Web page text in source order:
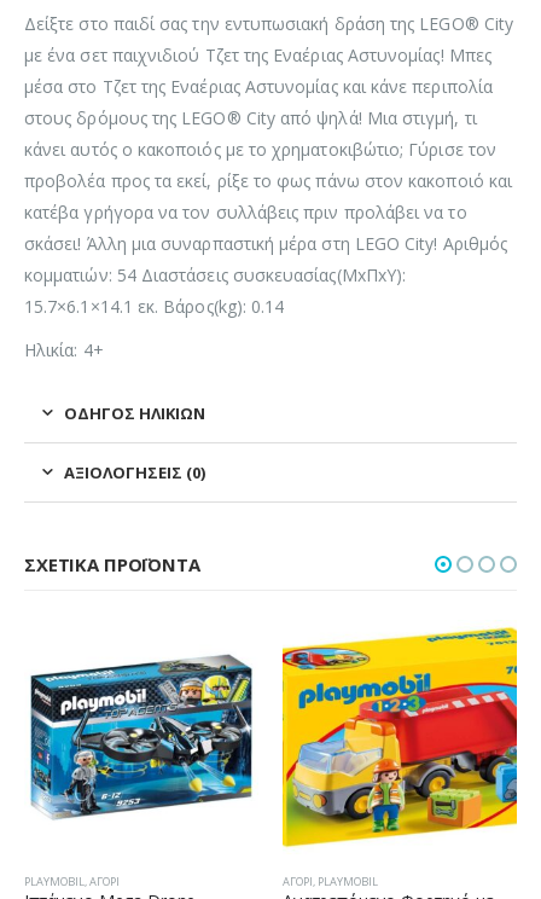
Δείξτε στο παιδί σας την εντυπωσιακή δράση της LEGO® City
με ένα σετ παιχνιδιού Τζετ της Εναέριας Αστυνομίας! Μπες
μέσα στο Τζετ της Εναέριας Αστυνομίας και κάνε περιπολία
στους δρόμους της LEGO® City από ψηλά! Μια στιγμή, τι
κάνει αυτός ο κακοποιός με το χρηματοκιβώτιο; Γύρισε τον
προβολέα προς τα εκεί, ρίξε το φως πάνω στον κακοποιό και
κατέβα γρήγορα να τον συλλάβεις πριν προλάβει να το
σκάσει! Άλλη μια συναρπαστική μέρα στη LEGO City! Αριθμός
κομματιών: 54 Διαστάσεις συσκευασίας(ΜxΠxΥ):
15.7×6.1×14.1 εκ. Βάρος(kg): 0.14
Ηλικία: 4+
ΟΔΗΓΌΣ ΗΛΙΚΙΏΝ
ΑΞΙΟΛΟΓΉΣΕΙΣ (0)
ΣΧΕΤΙΚΆ ΠΡΟΪΌΝΤΑ
PLAYMOBIL,ΑΓΌΡΙ ΑΓΌΡΙ, PLAYMOBIL